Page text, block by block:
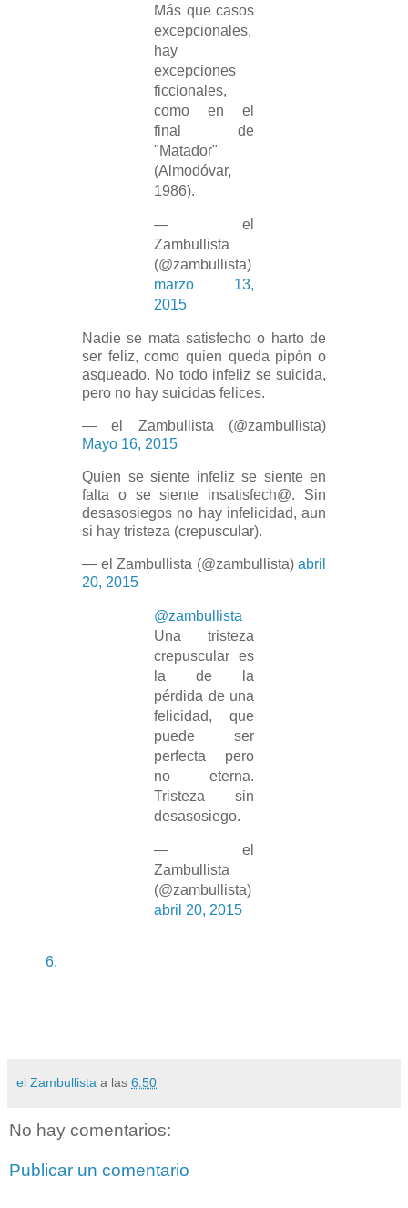
Más que casos
excepcionales,
hay
excepciones
ficcionales,
como en el
final de
"Matador"
(Almodóvar,
1986).
— el
Zambullista
(@zambullista)
marzo 13,
2015
Nadie se mata satisfecho o harto de
ser feliz, como quien queda pipón o
asqueado. No todo infeliz se suicida,
pero no hay suicidas felices.
— el Zambullista (@zambullista)
Mayo 16, 2015
Quien se siente infeliz se siente en
falta o se siente insatisfech@. Sin
desasosiegos no hay infelicidad, aun
si hay tristeza (crepuscular).
— el Zambullista (@zambullista) abril
20, 2015
@zambullista
Una tristeza
crepuscular es
la de la
pérdida de una
felicidad, que
puede ser
perfecta pero
no eterna.
Tristeza sin
desasosiego.
— el
Zambullista
(@zambullista)
abril 20, 2015
6.
el Zambullista a las 6:50
No hay comentarios:
Publicar un comentario